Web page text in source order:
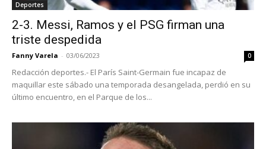
Deportes
2-3. Messi, Ramos y el PSG firman una
triste despedida
Fanny Varela - 03/06/2023 0
Redacción deportes.- El París Saint-Germain fue incapaz de
maquillar este sábado una temporada desangelada, perdió en su
último encuentro, en el Parque de los...